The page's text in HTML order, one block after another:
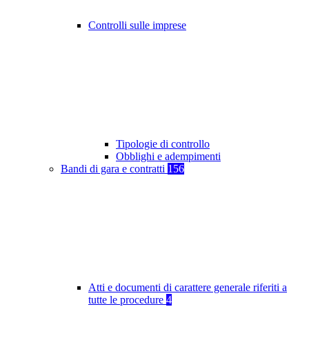
Controlli sulle imprese
Tipologie di controllo
Obblighi e adempimenti
Bandi di gara e contratti 156
Atti e documenti di carattere generale riferiti a
tutte le procedure 4